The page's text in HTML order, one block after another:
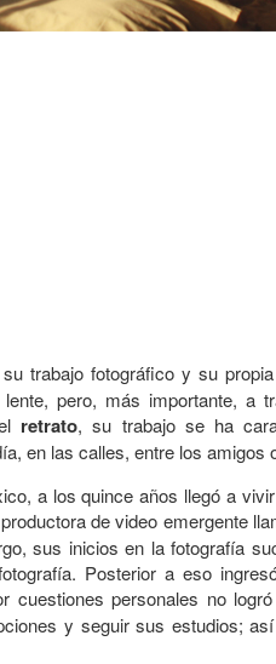
trabajo fotográfico y su
pero, más importante, a
retrato, su trabajo se ha
en las calles, entre los amigos
a los quince años llegó a
de video emergente
sus inicios en la fotografía
Posterior a eso
cuestiones personales no
y seguir sus estudios;